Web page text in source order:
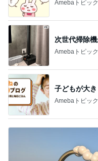
Amebaトピッ
次世代掃除
Amebaトピッ
子どもが大
Amebaトピッ